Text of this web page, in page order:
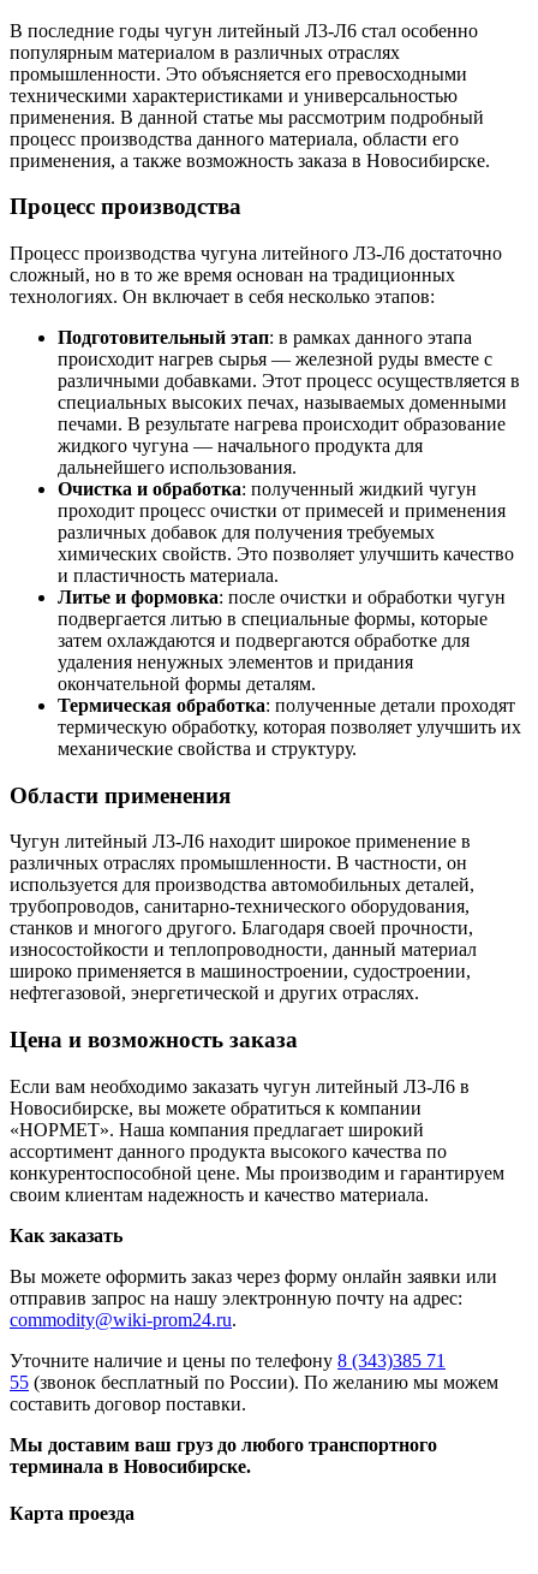
В последние годы чугун литейный Л3-Л6 стал особенно
популярным материалом в различных отраслях
промышленности. Это объясняется его превосходными
техническими характеристиками и универсальностью
применения. В данной статье мы рассмотрим подробный
процесс производства данного материала, области его
применения, а также возможность заказа в Новосибирске.
Процесс производства
Процесс производства чугуна литейного Л3-Л6 достаточно
сложный, но в то же время основан на традиционных
технологиях. Он включает в себя несколько этапов:
Подготовительный этап: в рамках данного этапа
происходит нагрев сырья — железной руды вместе с
различными добавками. Этот процесс осуществляется в
специальных высоких печах, называемых доменными
печами. В результате нагрева происходит образование
жидкого чугуна — начального продукта для
дальнейшего использования.
Очистка и обработка: полученный жидкий чугун
проходит процесс очистки от примесей и применения
различных добавок для получения требуемых
химических свойств. Это позволяет улучшить качество
и пластичность материала.
Литье и формовка: после очистки и обработки чугун
подвергается литью в специальные формы, которые
затем охлаждаются и подвергаются обработке для
удаления ненужных элементов и придания
окончательной формы деталям.
Термическая обработка: полученные детали проходят
термическую обработку, которая позволяет улучшить их
механические свойства и структуру.
Области применения
Чугун литейный Л3-Л6 находит широкое применение в
различных отраслях промышленности. В частности, он
используется для производства автомобильных деталей,
трубопроводов, санитарно-технического оборудования,
станков и многого другого. Благодаря своей прочности,
износостойкости и теплопроводности, данный материал
широко применяется в машиностроении, судостроении,
нефтегазовой, энергетической и других отраслях.
Цена и возможность заказа
Если вам необходимо заказать чугун литейный Л3-Л6 в
Новосибирске, вы можете обратиться к компании
«НОРМЕТ». Наша компания предлагает широкий
ассортимент данного продукта высокого качества по
конкурентоспособной цене. Мы производим и гарантируем
своим клиентам надежность и качество материала.
Как заказать
Вы можете оформить заказ через форму онлайн заявки или
отправив запрос на нашу электронную почту на адрес:
commodity@wiki-prom24.ru.
Уточните наличие и цены по телефону 8 (343)385 71
55 (звонок бесплатный по России). По желанию мы можем
составить договор поставки.
Мы доставим ваш груз до любого транспортного
терминала в Новосибирске.
Карта проезда